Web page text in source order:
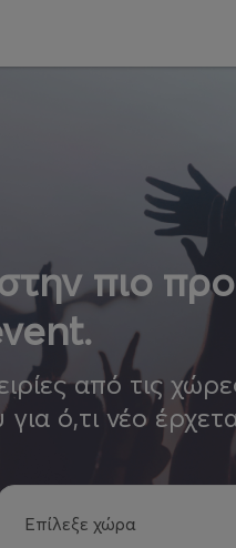
πιο
από τις
για ό,τι νέο
Επίλεξε χώρα